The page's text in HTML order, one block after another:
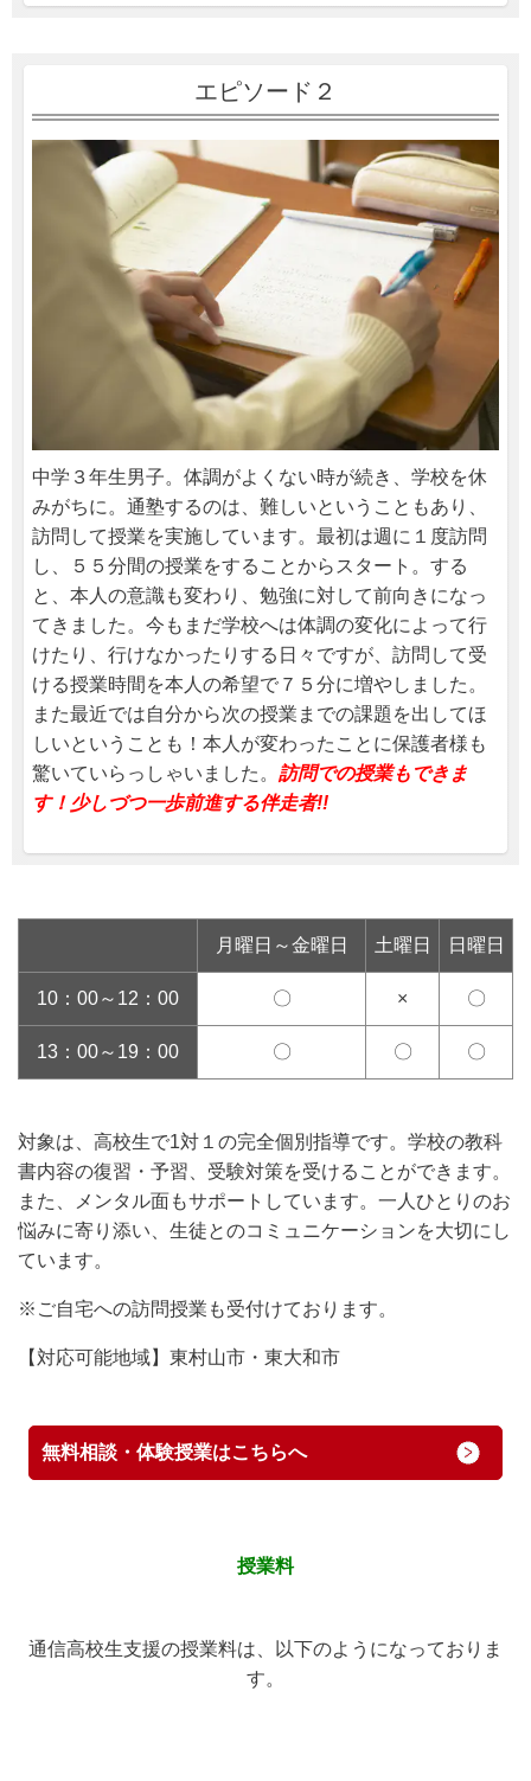
エピソード２
中学３年生男子。体調がよくない時が続き、学校を休
みがちに。通塾するのは、難しいということもあり、
訪問して授業を実施しています。最初は週に１度訪問
し、５５分間の授業をすることからスタート。する
と、本人の意識も変わり、勉強に対して前向きになっ
てきました。今もまだ学校へは体調の変化によって行
けたり、行けなかったりする日々ですが、訪問して受
ける授業時間を本人の希望で７５分に増やしました。
また最近では自分から次の授業までの課題を出してほ
しいということも！本人が変わったことに保護者様も
驚いていらっしゃいました。 訪問での授業もできま
す！少しづつ一歩前進する伴走者!!
月曜日～金曜日 土曜日 日曜日
10：00～12：00 〇 × 〇
13：00～19：00 〇 〇 〇
対象は、高校生で1対１の完全個別指導です。学校の教科
書内容の復習・予習、受験対策を受けることができます。
また、メンタル面もサポートしています。一人ひとりのお
悩みに寄り添い、生徒とのコミュニケーションを大切にし
ています。
※ご自宅への訪問授業も受付けております。
【対応可能地域】東村山市・東大和市
無料相談・体験授業はこちらへ
授業料
通信高校生支援の授業料は、以下のようになっておりま
す。